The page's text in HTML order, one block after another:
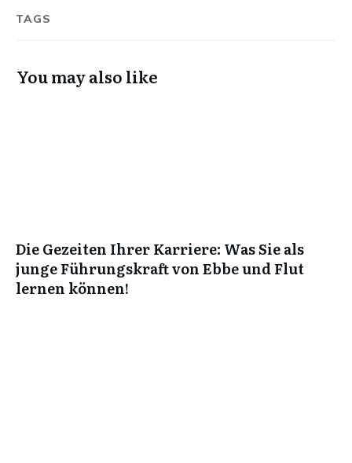
TAGS
You may also like
Die Gezeiten Ihrer Karriere: Was Sie als
junge Führungskraft von Ebbe und Flut
lernen können!